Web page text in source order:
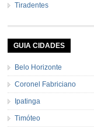
Tiradentes
GUIA CIDADES
Belo Horizonte
Coronel Fabriciano
Ipatinga
Timóteo